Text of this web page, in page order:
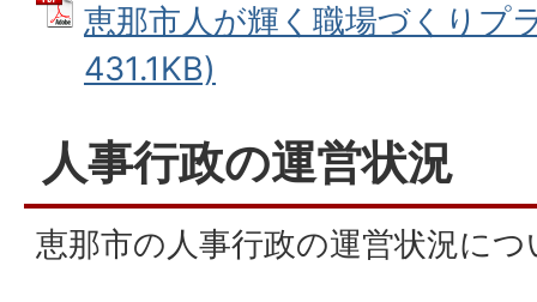
恵那市人が輝く職場づくりプ
431.1KB)
人事行政の運営状況
恵那市の人事行政の運営状況に